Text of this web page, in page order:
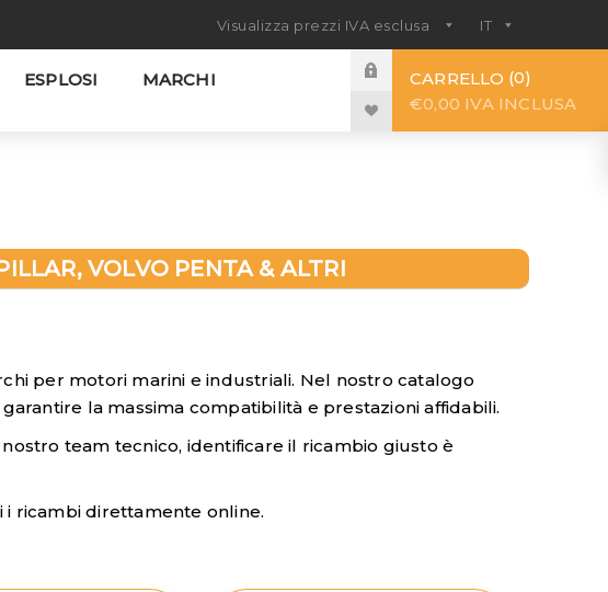
ESPLOSI
MARCHI
CARRELLO 0
€0,00 IVA INCLUSA
VOLVO PENTA & ALTRI
per motori marini e industriali. Nel nostro catalogo
la massima compatibilità e prestazioni affidabili.
team tecnico, identificare il ricambio giusto è
ricambi direttamente online.